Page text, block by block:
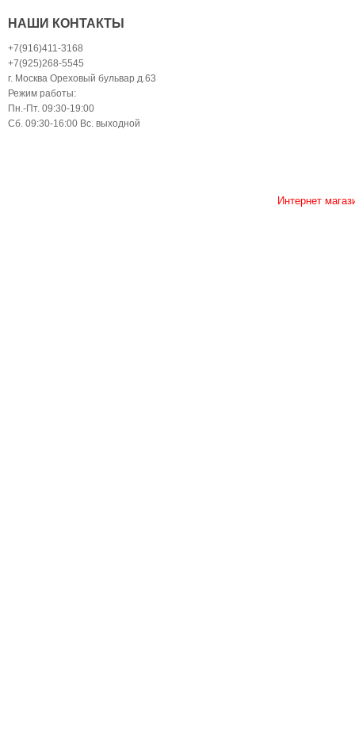
НАШИ КОНТАКТЫ
+7(916)411-3168
+7(925)268-5545
г. Москва Ореховый бульвар д.63
Режим работы:
Пн.-Пт. 09:30-19:00
Сб. 09:30-16:00 Вс. выходной
Интернет